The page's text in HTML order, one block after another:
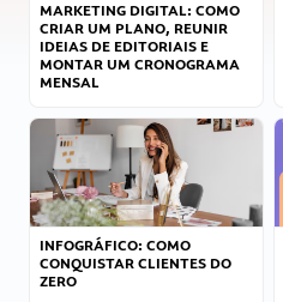
MARKETING DIGITAL: COMO
CRIAR UM PLANO, REUNIR
IDEIAS DE EDITORIAIS E
MONTAR UM CRONOGRAMA
MENSAL
INFOGRÁFICO: COMO
CONQUISTAR CLIENTES DO
ZERO